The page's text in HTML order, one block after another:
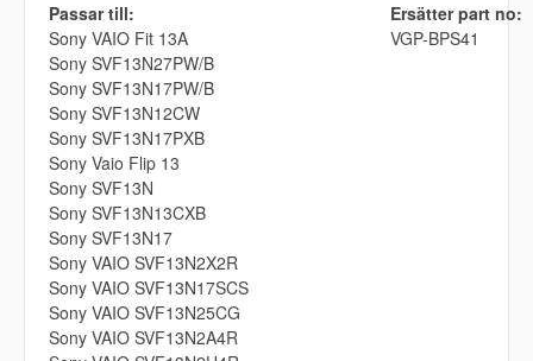
Passar till:
Ersätter part no:
Sony VAIO Fit 13A
Sony SVF13N27PW/B
Sony SVF13N17PW/B
Sony SVF13N12CW
Sony SVF13N17PXB
Sony Vaio Flip 13
Sony SVF13N
Sony SVF13N13CXB
Sony SVF13N17
Sony VAIO SVF13N2X2R
Sony VAIO SVF13N17SCS
Sony VAIO SVF13N25CG
Sony VAIO SVF13N2A4R
VGP-BPS41